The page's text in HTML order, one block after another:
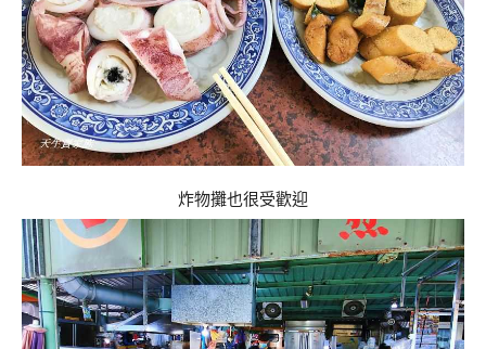
炸物攤也很受歡迎